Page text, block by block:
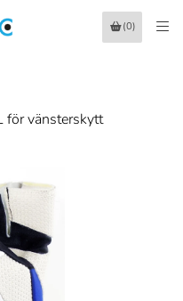
(0)
för vänsterskytt